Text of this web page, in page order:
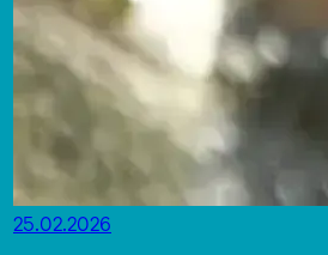
25.02.2026